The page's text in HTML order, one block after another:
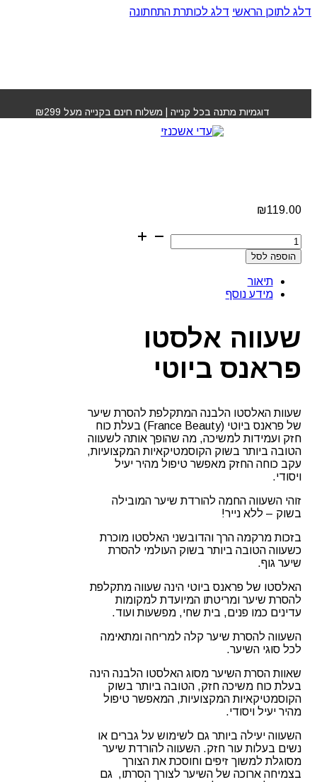
דלג לתוכן הראשי דלג לכותרת התחתונה
דוגמיות מתנה בכל קנייה | משלוח חינם בקנייה מעל ₪299
שעווה אלסטו פראנס
₪119.00
כמות
של
שעווה
פראנס
ביוטי
הוספה לסל
תיאור
מידע נוסף
שעווה אלסטו
פראנס ביוטי
שעוות האלסטו הלבנה המתקלפת להסרת שיער
של פראנס ביוטי (France Beauty) בעלת כוח
חזק ועמידות למשיכה, מה שהופך אותה לשעווה
הטובה ביותר בשוק הקוסמטיקאיות המקצועיות,
עקב כוחה החזק מאפשר טיפול מהיר יעיל
ויסודי.
זוהי השעווה החמה להורדת שיער המובילה
בשוק – ללא נייר!
בזכות מרקמה הרך והדובשני האלסטו מוכרת
כשעווה הטובה ביותר בשוק העולמי להסרת
שיער גוף.
האלסטו של פראנס ביוטי הינה שעווה מתקלפת
להסרת שיער ומריטתו המיועדת למקומות
עדינים כמו פנים, בית שחי, מפשעות ועוד.
השעווה להסרת שיער קלה למריחה ומתאימה
לכל סוגי השיער.
שאוות הסרת השיער מסוג האלסטו הלבנה הינה
בעלת כוח משיכה חזק, הטובה ביותר בשוק
הקוסמטיקאיות המקצועיות, המאפשר טיפול
מהיר יעיל ויסודי.
השעווה יעילה ביותר גם לשימוש על גברים או
נשים בעלות עור חזק. השעווה להורדת שיער
מסוגלת למשוך זיפים וחוסכת את הצורך
בצמיחה ארוכה של השיער לצורך הסרתו, גם